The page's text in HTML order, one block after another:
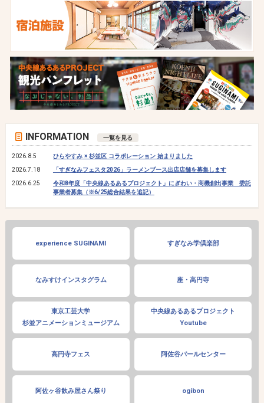
INFORMATION 一覧を見る
2026.8.5
ひらやすみ × 杉並区 コラボレーション 始まりました
2026.7.18
「すぎなみフェスタ2026」ラーメンブース出店店舗を募集します
2026.6.25
令和8年度「中央線あるあるプロジェクト」にぎわい・商機創出事業 委託
事業者募集（※6/25総合結果を追記）
experience SUGINAMI すぎなみ学倶楽部
なみすけインスタグラム 座・高円寺
東京工芸大学
杉並アニメーションミュージアム
中央線あるあるプロジェクト
Youtube
高円寺フェス 阿佐谷パールセンター
阿佐ヶ谷飲み屋さん祭り ogibon